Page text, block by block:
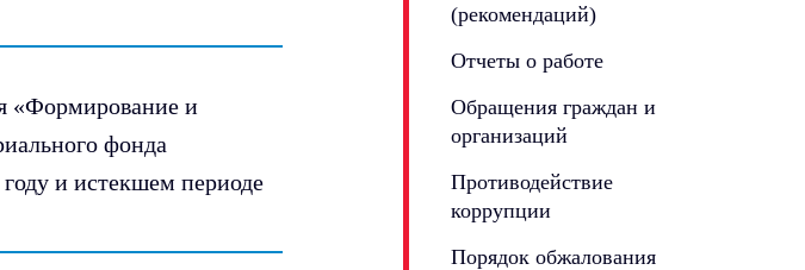
(рекомендаций)
Отчеты о работе
Обращения граждан и
организаций
Противодействие
коррупции
Порядок обжалования
«Формирование и
фонда
и истекшем периоде